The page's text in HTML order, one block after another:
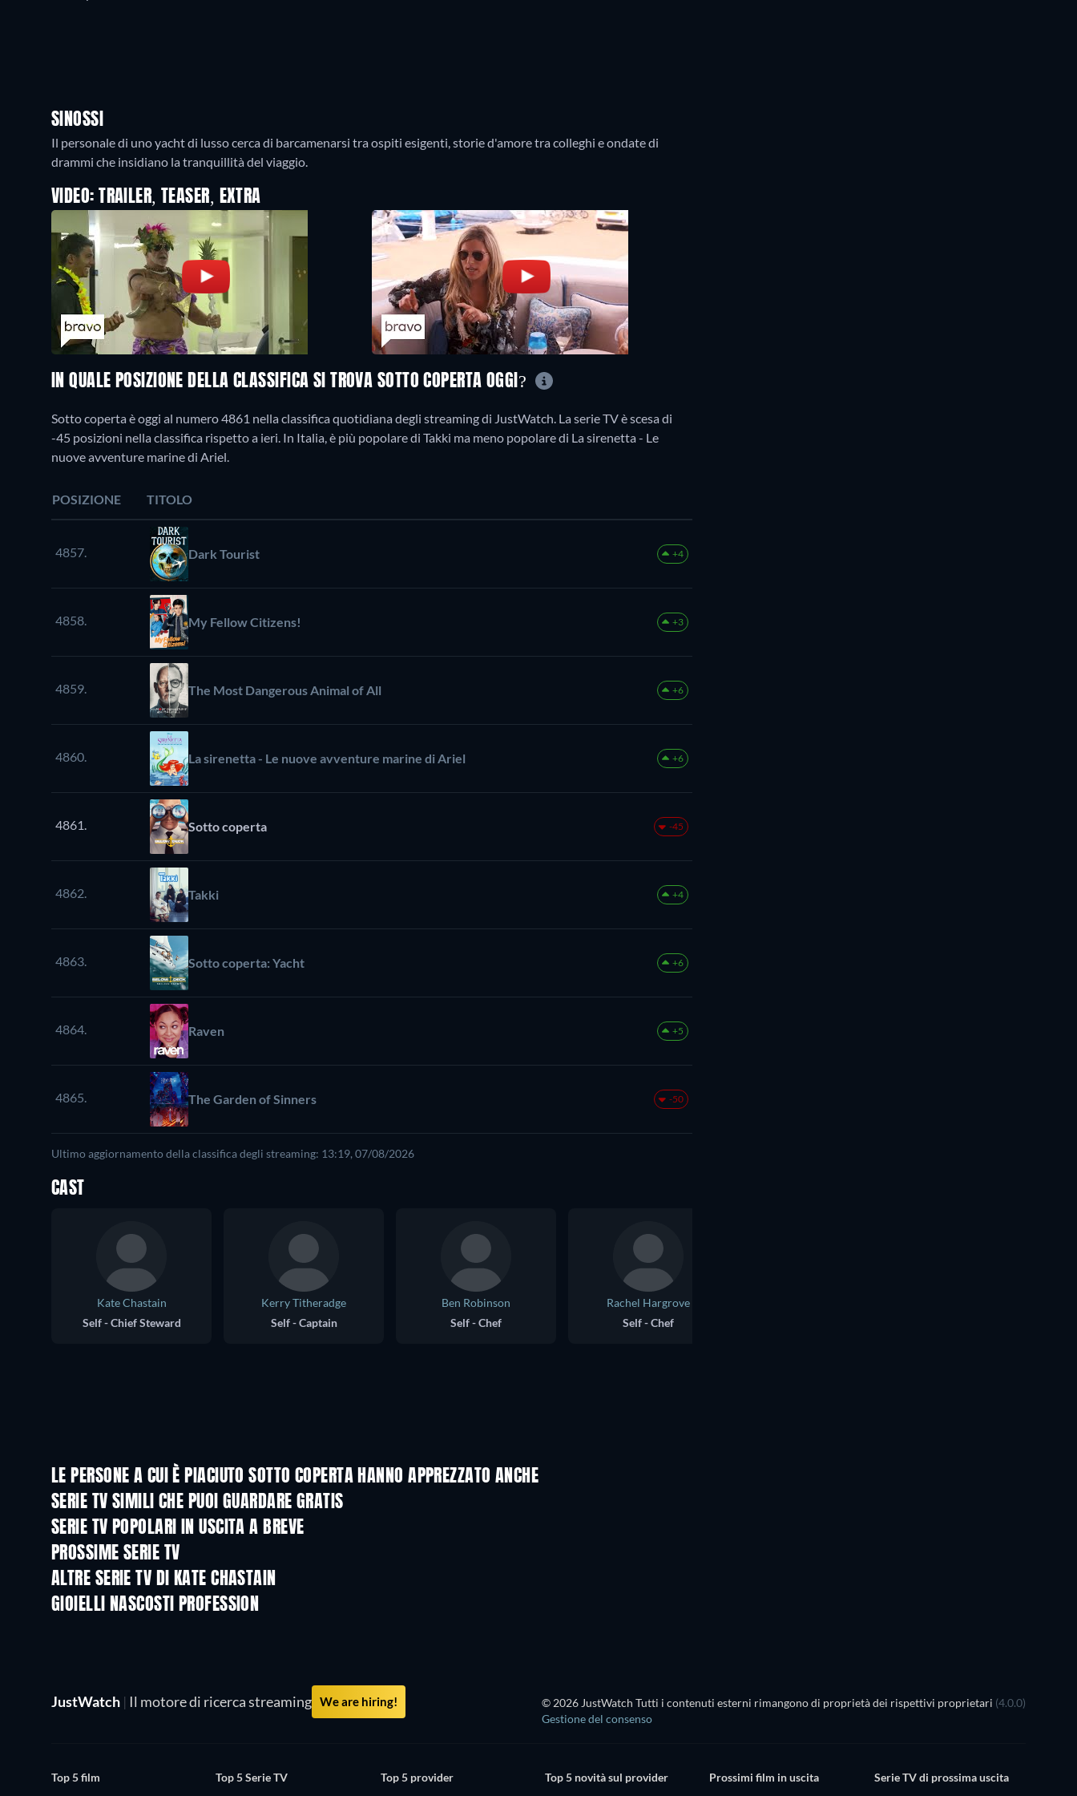
SINOSSI
Il personale di uno yacht di lusso cerca di barcamenarsi tra ospiti esigenti, storie d'amore tra colleghi e ondate di
drammi che insidiano la tranquillità del viaggio.
VIDEO: TRAILER, TEASER, EXTRA
IN QUALE POSIZIONE DELLA CLASSIFICA SI TROVA SOTTO COPERTA OGGI?
Sotto coperta è oggi al numero 4861 nella classifica quotidiana degli streaming di JustWatch. La serie TV è scesa di
-45 posizioni nella classifica rispetto a ieri. In Italia, è più popolare di Takki ma meno popolare di La sirenetta - Le
nuove avventure marine di Ariel.
POSIZIONE TITOLO
4857. Dark Tourist +4
4858. My Fellow Citizens! +3
4859. The Most Dangerous Animal of All +6
4860. La sirenetta - Le nuove avventure marine di Ariel +6
4861. Sotto coperta -45
4862. Takki +4
4863. Sotto coperta: Yacht +6
4864. Raven +5
4865. The Garden of Sinners -50
Ultimo aggiornamento della classifica degli streaming: 13:19, 07/08/2026
CAST
Kate Chastain
Self - Chief Steward
Kerry Titheradge
Self - Captain
Ben Robinson
Self - Chef
Rachel Hargrove
Self - Chef
LE PERSONE A CUI È PIACIUTO SOTTO COPERTA HANNO APPREZZATO ANCHE
TV TV TV
SERIE TV SIMILI CHE PUOI GUARDARE GRATIS
TV TV
SERIE TV POPOLARI IN USCITA A BREVE
TV
PROSSIME SERIE TV
Stagione 3
ALTRE SERIE TV DI KATE CHASTAIN
TV
GIOIELLI NASCOSTI PROFESSION
TV
JustWatch | Il motore di ricerca streaming We are hiring! © 2026 JustWatch Tutti i contenuti esterni rimangono di proprietà dei rispettivi proprietari (4.0.0)
Gestione del consenso
Top 5 film Top 5 Serie TV Top 5 provider Top 5 novità sul provider Prossimi film in uscita Serie TV di prossima uscita